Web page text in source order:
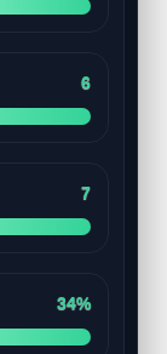
6
7
34%